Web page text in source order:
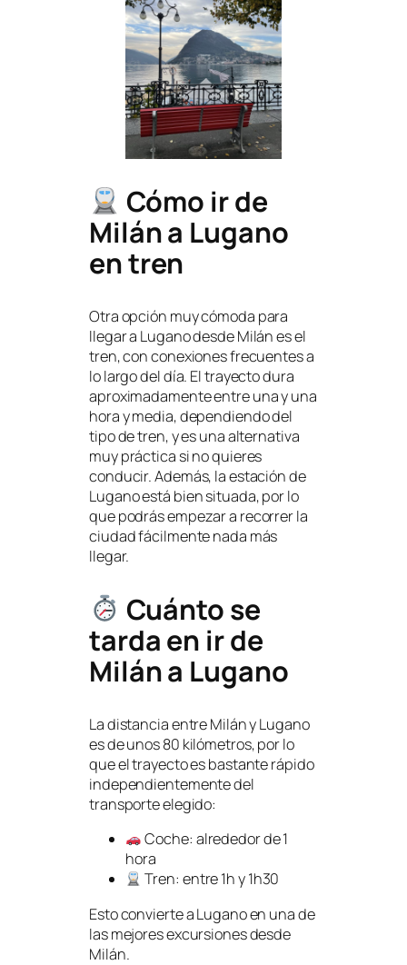
Cómo ir de
Milán a Lugano
en tren
Otra opción muy cómoda para
llegar a Lugano desde Milán es el
tren, con conexiones frecuentes a
lo largo del día. El trayecto dura
aproximadamente entre una y una
hora y media, dependiendo del
tipo de tren, y es una alternativa
muy práctica si no quieres
conducir. Además, la estación de
Lugano está bien situada, por lo
que podrás empezar a recorrer la
ciudad fácilmente nada más
llegar.
Cuánto se
tarda en ir de
Milán a Lugano
La distancia entre Milán y Lugano
es de unos 80 kilómetros, por lo
que el trayecto es bastante rápido
independientemente del
transporte elegido:
Coche: alrededor de 1
hora
Tren: entre 1h y 1h30
Esto convierte a Lugano en una de
las mejores excursiones desde
Milán.